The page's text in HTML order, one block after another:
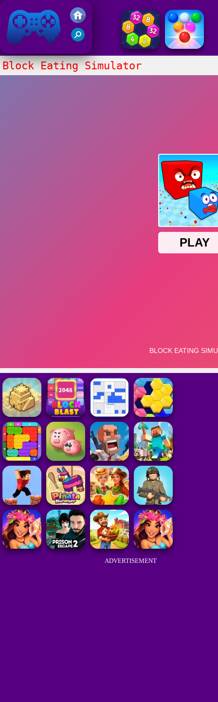
Juegos Friv 2017
Block Eating Simulator
ADVERTISEMENT